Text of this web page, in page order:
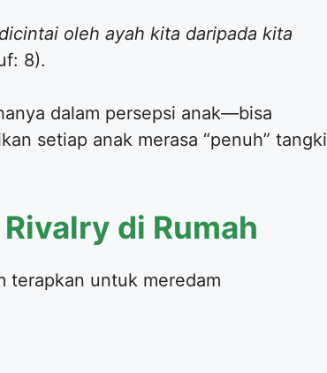
oleh ayah kita daripada kita
8).
dalam persepsi anak—bisa
setiap anak merasa “penuh” tangki
di Rumah
terapkan untuk meredam